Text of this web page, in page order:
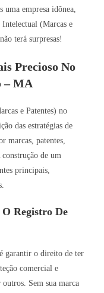
uma empresa idônea,
Intelectual (Marcas e
terá surpresas!
Precioso No
– MA
e Patentes) no
das estratégias de
marcas, patentes,
de um
principais,
Registro De
garantir o direito de ter
comercial e
Sem sua marca